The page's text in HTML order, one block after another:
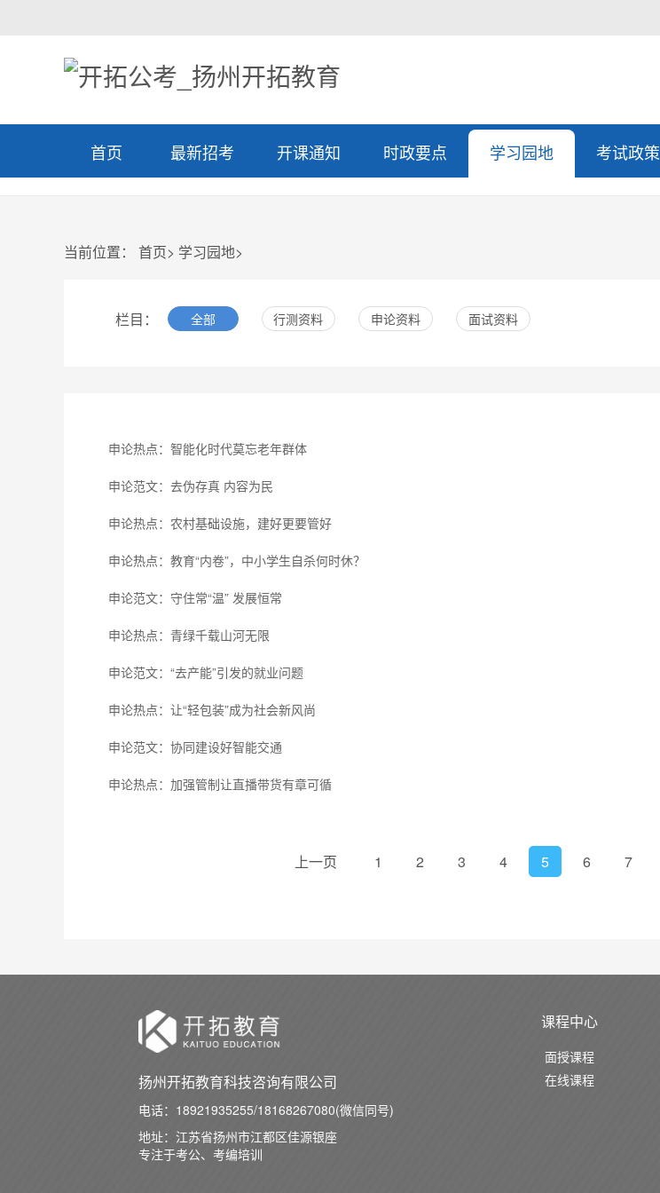
首页 最新招考 开课通知 时政要点 学习园地 考试政策
当前位置： 首页> 学习园地>
栏目： 全部 行测资料 申论资料 面试资料
申论热点：智能化时代莫忘老年群体
申论范文：去伪存真 内容为民
申论热点：农村基础设施，建好更要管好
申论热点：教育“内卷”，中小学生自杀何时休？
申论范文：守住常“温” 发展恒常
申论热点：青绿千载山河无限
申论范文：“去产能”引发的就业问题
申论热点：让“轻包装”成为社会新风尚
申论范文：协同建设好智能交通
申论热点：加强管制让直播带货有章可循
上一页 1 2 3 4 5 6 7
扬州开拓教育科技咨询有限公司
电话： 18921935255/18168267080(微信同号)
地址：江苏省扬州市江都区佳源银座
专注于考公、考编培训
课程中心
面授课程
在线课程